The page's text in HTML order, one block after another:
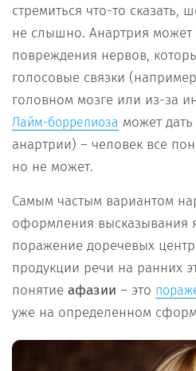
стремиться что-то сказать,
не слышно. Анартрия может
повреждения нервов,
голосовые связки
головном мозге или из-за
Лайм-боррелиоза может
анартрии) – человек все
но не может.
Самым частым вариантом
оформления высказывания
поражение доречевых
продукции речи на ранних
понятие афазии – это
уже на определенном